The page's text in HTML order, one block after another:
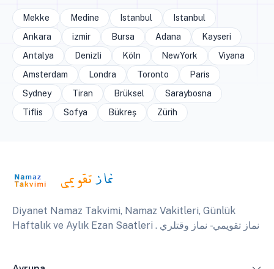
Mekke Medine Istanbul
Istanbul
Ankara
izmir Bursa Adana
Kayseri
Antalya
Denizli Köln NewYork
Viyana
Amsterdam
Londra Toronto
Paris
Sydney
Tiran Brüksel
Saraybosna
Tiflis
Sofya Bükreş Zürih
Diyanet Namaz Takvimi, Namaz Vakitleri, Günlük
Haftalık ve Aylık Ezan Saatleri . نماز تقويمي - نماز وقتلري